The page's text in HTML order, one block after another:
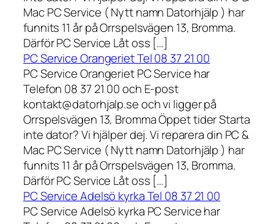
Mac PC Service ( Nytt namn Datorhjälp ) har
funnits 11 år på Orrspelsvägen 13, Bromma.
Därför PC Service Låt oss […]
PC Service Orangeriet Tel 08 37 21 00
PC Service Orangeriet PC Service har
Telefon 08 37 21 00 och E-post
kontakt@datorhjalp.se och vi ligger på
Orrspelsvägen 13, Bromma Öppet tider Starta
inte dator? Vi hjälper dej. Vi reparera din PC &
Mac PC Service ( Nytt namn Datorhjälp ) har
funnits 11 år på Orrspelsvägen 13, Bromma.
Därför PC Service Låt oss […]
PC Service Adelsö kyrka Tel 08 37 21 00
PC Service Adelsö kyrka PC Service har